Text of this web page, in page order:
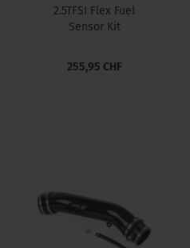
2.5TFSI Flex Fuel
Sensor Kit
255,95 CHF